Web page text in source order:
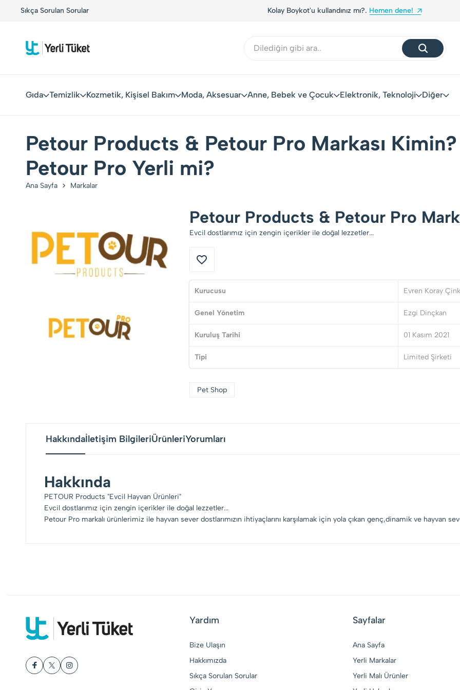
Sıkça Sorulan SorularYerli Tüketiciler, Yerli Markalarla Buluşuyor! Kolay Boykot'u kullandınız mı?. Hemen dene!
Gıda Temizlik Kozmetik, Kişisel Bakım Moda, Aksesuar Anne, Bebek ve Çocuk Elektronik, Teknoloji Diğer
Petour Products & Petour Pro Markası
Petour Pro Yerli mi?
Ana Sayfa Markalar
Petour Products & Petour Pro
Evcil dostlarımız için zengin içerikler ile doğal lezzetler...
Kurucusu Evren Koray
Genel Yönetim Ezgi Dinçkan
Kuruluş Tarihi 01 Kasım 2021
Tipi Limited Şirketi
Pet Shop
Hakkındaİletişim BilgileriÜrünleriYorumları
Hakkında
PETOUR Products "Evcil Hayvan Ürünleri"
Evcil dostlarımız için zengin içerikler ile doğal lezzetler...
Petour Pro markalı ürünlerimiz ile hayvan sever dostlarımızın ihtiyaçlarını karşılamak için yola çıkan genç,dinamik ve hayvan
Yardım
Bize Ulaşın
Hakkımızda
Sıkça Sorulan Sorular
Sayfalar
Ana Sayfa
Yerli Markalar
Yerli Malı Ürünler